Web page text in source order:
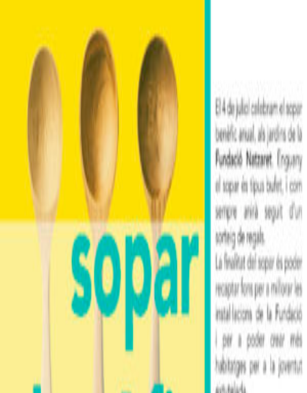
col·laborar
Treballem al servei de la
dignitat i qualitat de la vida de
les persones
Notícies Mercadet de Nadal 2025
06/11/2025
Mercadet de nadal 2025
Us esperem en el Mercadet de Nadal que cada any organitzen les
Abuelas en Acción a favor de la Fundació Natzaret.
Per a reserves de cuina solidària: telèfon 971 73 06 06 o per
whastapp al 680 38 39 76 (de dilluns a divendres 9.00 a 14:00h)